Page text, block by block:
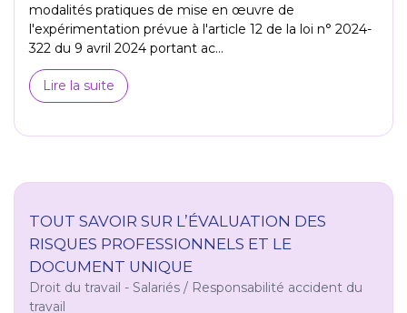
modalités pratiques de mise en œuvre de
l'expérimentation prévue à l'article 12 de la loi n° 2024-
322 du 9 avril 2024 portant ac...
Lire la suite
TOUT SAVOIR SUR L’ÉVALUATION DES
RISQUES PROFESSIONNELS ET LE
DOCUMENT UNIQUE
Droit du travail - Salariés / Responsabilité accident du
travail